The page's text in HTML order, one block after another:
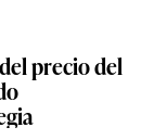
precio del